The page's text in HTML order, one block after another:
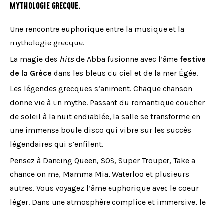
MYTHOLOGIE GRECQUE.
Une rencontre euphorique entre la musique et la
mythologie grecque.
La magie des hitsde Abba fusionne avec l’âme festive
de la Grèce dans les bleus du ciel et de la mer Égée.
Les légendes grecques s’animent. Chaque chanson
donne vie à un mythe. Passant du romantique coucher
de soleil à la nuit endiablée, la salle se transforme en
une immense boule disco qui vibre sur les succès
légendaires qui s’enfilent.
Pensez à Dancing Queen, SOS, Super Trouper, Take a
chance on me, Mamma Mia, Waterloo et plusieurs
autres. Vous voyagez l’âme euphorique avec le coeur
léger. Dans une atmosphère complice et immersive, le